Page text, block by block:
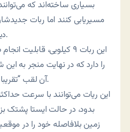
بسیاری ساخته‌اند که
مسیریابی کنند اما ربات
دیگری قابل توجه است.
این ربات ۹ کیلویی،
را دارد که در نهایت منجر به
آن لقب “تقریبا خراب‌نشدنی” بدهند.
بدود، در حالت ایستا پشتک
زمین بلافاصله خود را در